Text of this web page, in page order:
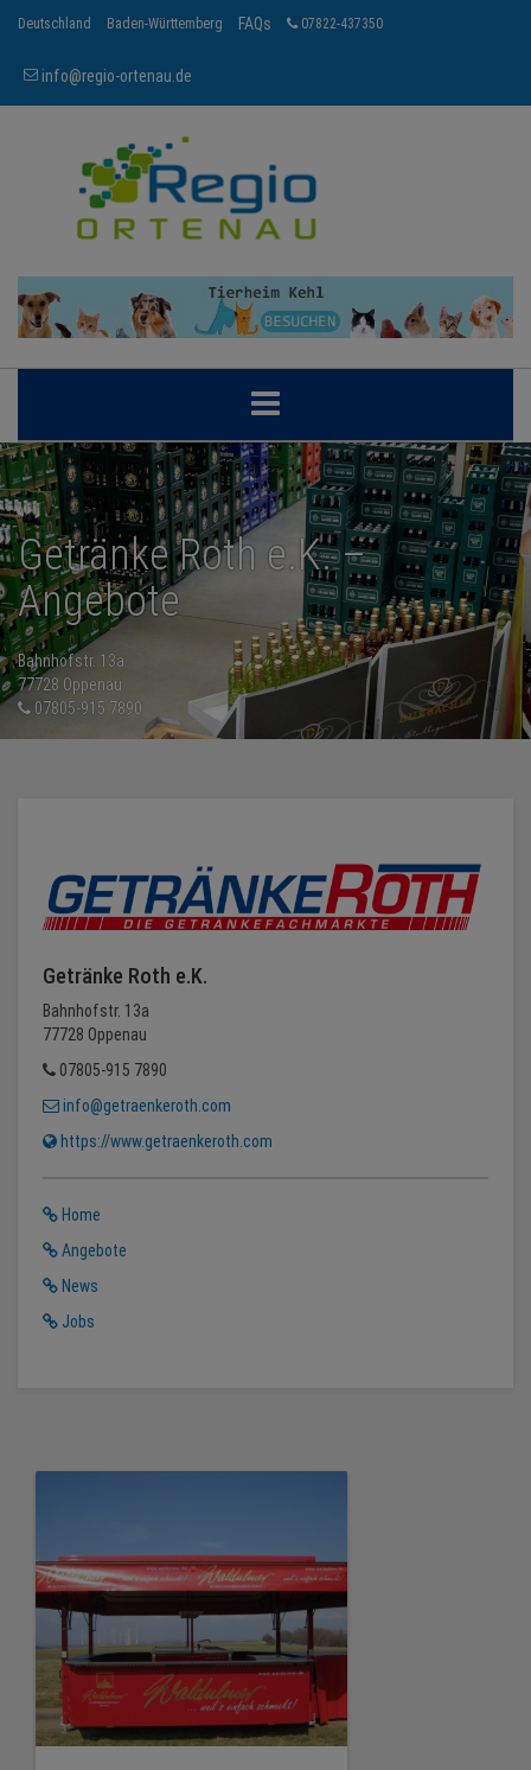
Deutschland Baden-Württemberg FAQs 07822-437350
info@regio-ortenau.de
ORTENAU
BRANCHEN
NEWS
TERMINE
ANGEBOTE
MEDIEN
Getränke Roth e.K. –
Angebote
Bahnhofstr. 13a
77728 Oppenau
07805-915 7890
Getränke Roth e.K.
Bahnhofstr. 13a
77728 Oppenau
07805-915 7890
info@getraenkeroth.com
https://www.getraenkeroth.com
Home
Angebote
News
Jobs